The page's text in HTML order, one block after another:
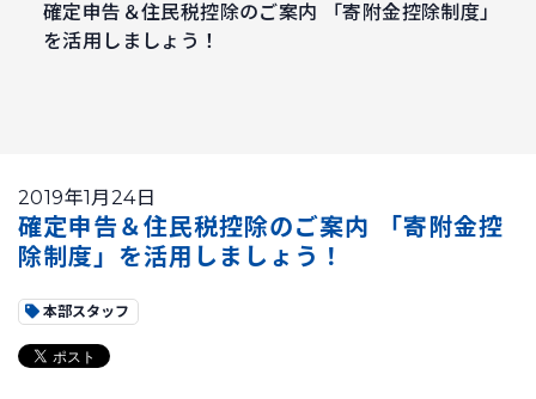
確定申告＆住民税控除のご案内 「寄附金控除制度」
を活用しましょう！
2019年1月24日
確定申告＆住民税控除のご案内 「寄附金控
除制度」を活用しましょう！
本部スタッフ